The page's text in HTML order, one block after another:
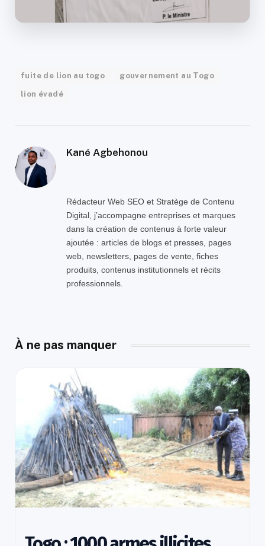
fuite de lion au togo gouvernement au Togo
lion évadé
Kané Agbehonou
Rédacteur Web SEO et Stratège de Contenu
Digital, j’accompagne entreprises et marques
dans la création de contenus à forte valeur
ajoutée : articles de blogs et presses, pages
web, newsletters, pages de vente, fiches
produits, contenus institutionnels et récits
professionnels.
À ne pas manquer